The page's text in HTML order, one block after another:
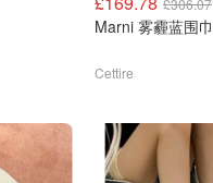
£306.07
Marni 雾霾蓝围巾
Cettire